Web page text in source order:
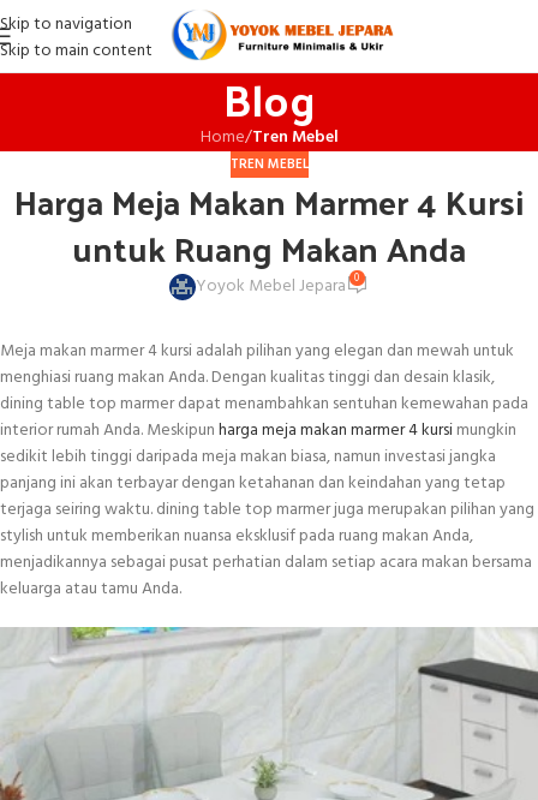
Skip to navigation
Skip to main content
Blog
Home/Tren Mebel
TREN MEBEL
Harga Meja Makan Marmer 4 Kursi
untuk Ruang Makan Anda
Yoyok Mebel Jepara 0
Meja makan marmer 4 kursi adalah pilihan yang elegan dan mewah untuk
menghiasi ruang makan Anda. Dengan kualitas tinggi dan desain klasik,
dining table top marmer dapat menambahkan sentuhan kemewahan pada
interior rumah Anda. Meskipunharga meja makan marmer 4 kursimungkin
sedikit lebih tinggi daripada meja makan biasa, namun investasi jangka
panjang ini akan terbayar dengan ketahanan dan keindahan yang tetap
terjaga seiring waktu. dining table top marmer juga merupakan pilihan yang
stylish untuk memberikan nuansa eksklusif pada ruang makan Anda,
menjadikannya sebagai pusat perhatian dalam setiap acara makan bersama
keluarga atau tamu Anda.